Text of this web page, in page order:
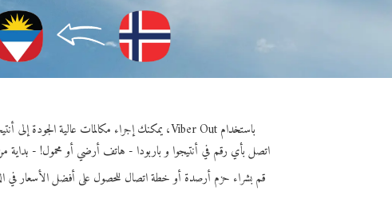
باستخدام Viber Out، يمكنك إجراء مكالمات عالية الجودة إلى أنتيجوا و باربودا من النرويج.
اتصل بأي رقم في أنتيجوا و باربودا - هاتف أرضي أو محمول! - بداية من 43.8 ¢ فقط لكل
قم بشراء حزم أرصدة أو خطة اتصال للحصول على أفضل الأسعار في